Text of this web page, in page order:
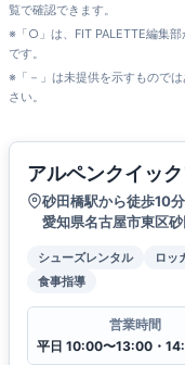
覧で確認できます。
※「○」は、FIT PALETTE編集
です。
※「－」は未提供を示すもので
さい。
アルペンクイッ
砂田橋駅から徒歩10分
愛知県名古屋市東区
シューズレンタル ロッ
食事指導
営業時間